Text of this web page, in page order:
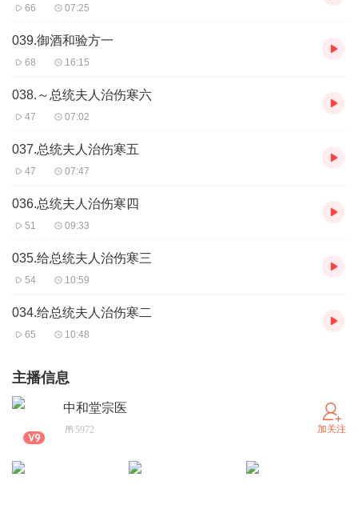
66 07:25
039.御酒和验方一
68 16:15
038.～总统夫人治伤寒六
47 07:02
037.总统夫人治伤寒五
47 07:47
036.总统夫人治伤寒四
51 09:33
035.给总统夫人治伤寒三
54 10:59
034.给总统夫人治伤寒二
65 10:48
主播信息
中和堂宗医
5972 加关注